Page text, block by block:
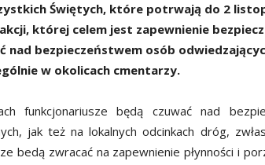
Świętych, które potrwają do 2
której celem jest zapewnienie
nad bezpieczeństwem osób
w okolicach cmentarzy.
funkcjonariusze będą czuwać nad
jak też na lokalnych odcinkach dróg,
bedą zwracać na zapewnienie płynności i